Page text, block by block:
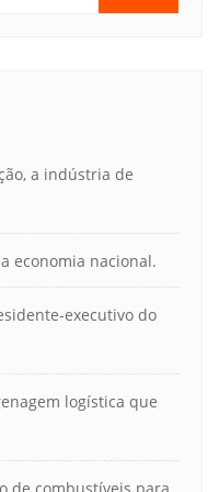
a indústria de
economia nacional.
executivo do
logística que